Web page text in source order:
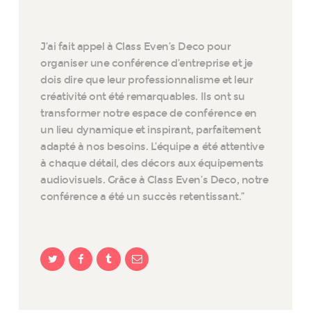
J’ai fait appel à Class Even’s Deco pour
organiser une conférence d’entreprise et je
dois dire que leur professionnalisme et leur
créativité ont été remarquables. Ils ont su
transformer notre espace de conférence en
un lieu dynamique et inspirant, parfaitement
adapté à nos besoins. L’équipe a été attentive
à chaque détail, des décors aux équipements
audiovisuels. Grâce à Class Even’s Deco, notre
conférence a été un succès retentissant.”